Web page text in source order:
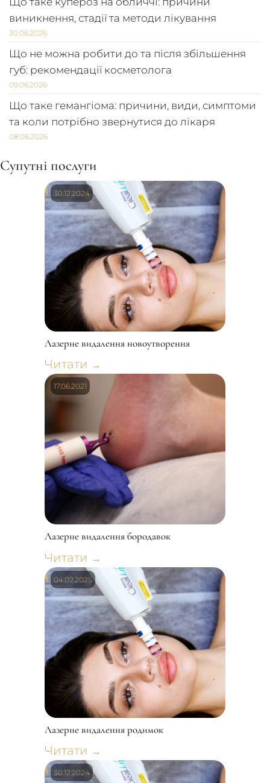
виникнення, стадії та методи лікування
30.06.2026
Що не можна робити до та після збільшення
губ: рекомендації косметолога
09.06.2026
Що таке гемангіома: причини, види, симптоми
та коли потрібно звернутися до лікаря
08.06.2026
Супутні послуги
30.12.2024
Лазерне видалення новоутворення
Читати →
17.06.2021
Лазерне видалення бородавок
Читати →
04.02.2025
Лазерне видалення родимок
Читати →
30.12.2024